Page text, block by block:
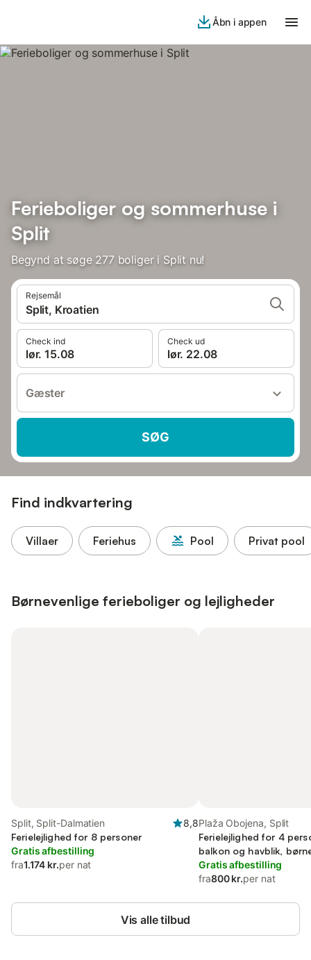
Åbn i appen
Ferieboliger og sommerhuse i
Split
Begynd at søge 277 boliger i Split nu!
Rejsemål
Split, Kroatien
Check ind
lør. 15.08
Check ud
lør. 22.08
Gæster
SØG
Find indkvartering
Villaer Feriehus Pool Privat pool
Børnevenlige ferieboliger og lejligheder
Split, Split-Dalmatien
8,8
Ferielejlighed for 8 personer
Gratis afbestilling
fra1.174 kr.per nat
Plaža Obojena, Split
Ferielejlighed for 4
balkon og havblik,
Gratis afbestilling
fra800 kr.per nat
Vis alle tilbud